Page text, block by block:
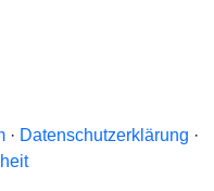
· Datenschutzerklärung ·